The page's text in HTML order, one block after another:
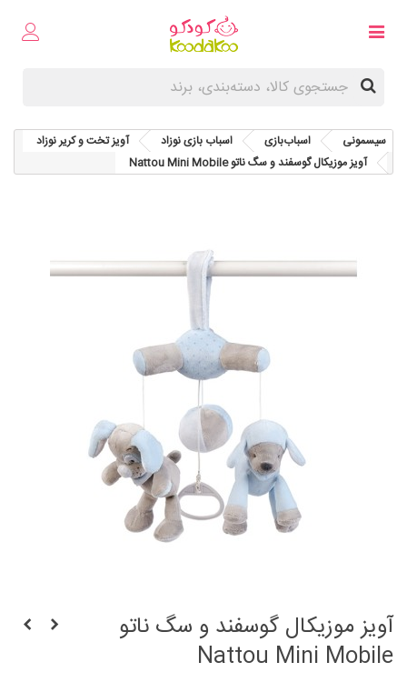
سیسمونی اسباب‌بازی اسباب‌ بازی نوزاد
آویز تخت و کریر نوزاد
آویز موزیکال گوسفند و سگ ناتو Nattou Mini Mobile
آویز موزیکال گوسفند و سگ ناتو
Nattou Mini Mobile